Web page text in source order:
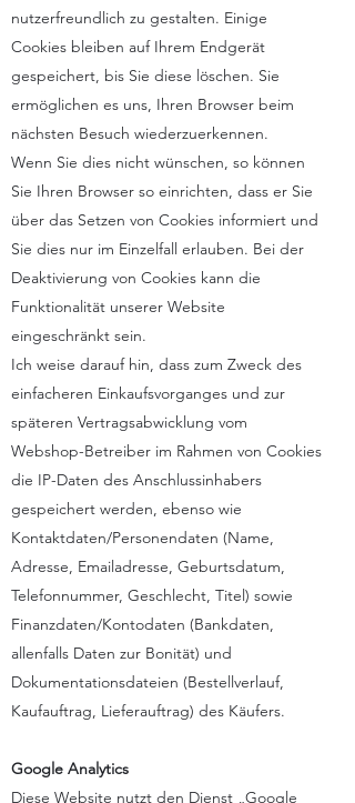
nutzerfreundlich zu gestalten. Einige
Cookies bleiben auf Ihrem Endgerät
gespeichert, bis Sie diese löschen. Sie
ermöglichen es uns, Ihren Browser beim
nächsten Besuch wiederzuerkennen.
Wenn Sie dies nicht wünschen, so können
Sie Ihren Browser so einrichten, dass er Sie
über das Setzen von Cookies informiert und
Sie dies nur im Einzelfall erlauben. Bei der
Deaktivierung von Cookies kann die
Funktionalität unserer Website
eingeschränkt sein.
Ich weise darauf hin, dass zum Zweck des
einfacheren Einkaufsvorganges und zur
späteren Vertragsabwicklung vom
Webshop-Betreiber im Rahmen von Cookies
die IP-Daten des Anschlussinhabers
gespeichert werden, ebenso wie
Kontaktdaten/Personendaten (Name,
Adresse, Emailadresse, Geburtsdatum,
Telefonnummer, Geschlecht, Titel) sowie
Finanzdaten/Kontodaten (Bankdaten,
allenfalls Daten zur Bonität) und
Dokumentationsdateien (Bestellverlauf,
Kaufauftrag, Lieferauftrag) des Käufers.
Google Analytics
Diese Website nutzt den Dienst „Google